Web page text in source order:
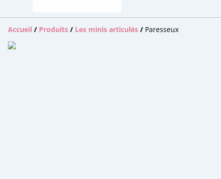
Accueil / Produits / Les minis articulés / Paresseux